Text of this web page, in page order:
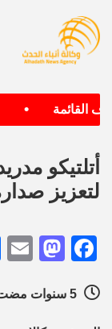
القائمة
أتلتيكو
لتعزيز